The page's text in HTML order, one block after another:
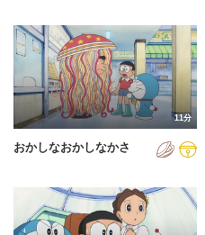
11分
おかしなおかしなかさ